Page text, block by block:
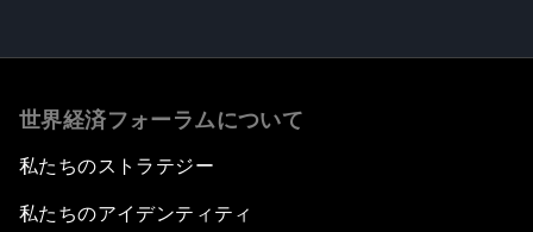
世界経済フォーラムについて
私たちのストラテジー
私たちのアイデンティティ